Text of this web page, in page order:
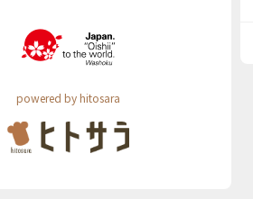
powered by hitosara